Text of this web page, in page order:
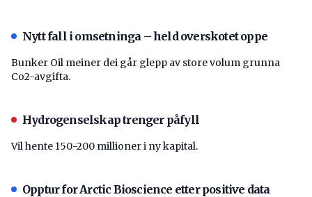
Nytt fall i omsetninga – held overskotet oppe
Bunker Oil meiner dei går glepp av store volum grunna
Co2-avgifta.
Hydrogenselskap trenger påfyll
Vil hente 150-200 millioner i ny kapital.
Opptur for Arctic Bioscience etter positive data